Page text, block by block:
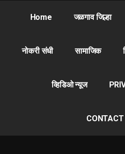
Home जळगाव जिल्हा
नोकरी संधी सामाजिक
व्हिडिओ न्यूज